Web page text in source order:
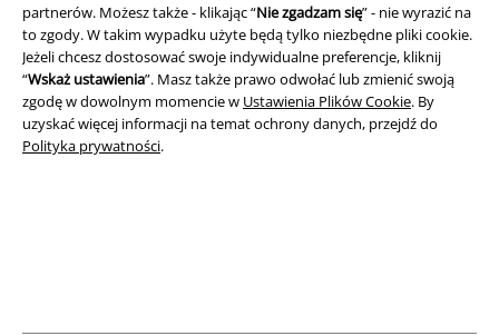
partnerów. Możesz także - klikając “Nie zgadzam się” - nie wyrazić na
to zgody. W takim wypadku użyte będą tylko niezbędne pliki cookie.
Jeżeli chcesz dostosować swoje indywidualne preferencje, kliknij
“Wskaż ustawienia”. Masz także prawo odwołać lub zmienić swoją
zgodę w dowolnym momencie w Ustawienia Plików Cookie. By
uzyskać więcej informacji na temat ochrony danych, przejdź do
Polityka prywatności.
Polityka prywatności
Unieszkodliwianie odpadów i ochrona środowiska
Deklaracja Zgodności